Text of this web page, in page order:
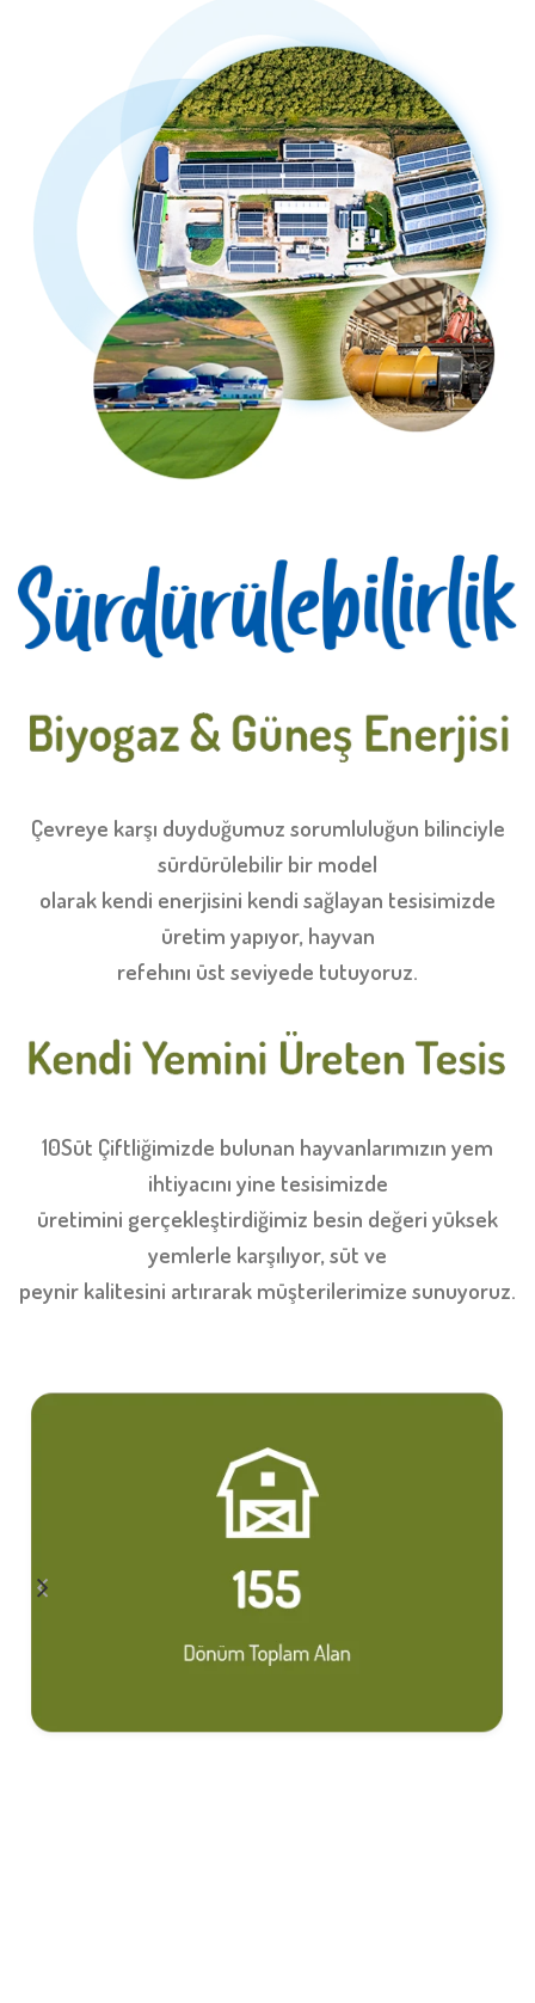
Çevreye karşı duyduğumuz sorumluluğun bilinciyle
sürdürülebilir bir model
olarak kendi enerjisini kendi sağlayan tesisimizde
üretim yapıyor, hayvan
refehını üst seviyede tutuyoruz.
10Süt Çiftliğimizde bulunan hayvanlarımızın yem
ihtiyacını yine tesisimizde
üretimini gerçekleştirdiğimiz besin değeri yüksek
yemlerle karşılıyor, süt ve
peynir kalitesini artırarak müşterilerimize sunuyoruz.